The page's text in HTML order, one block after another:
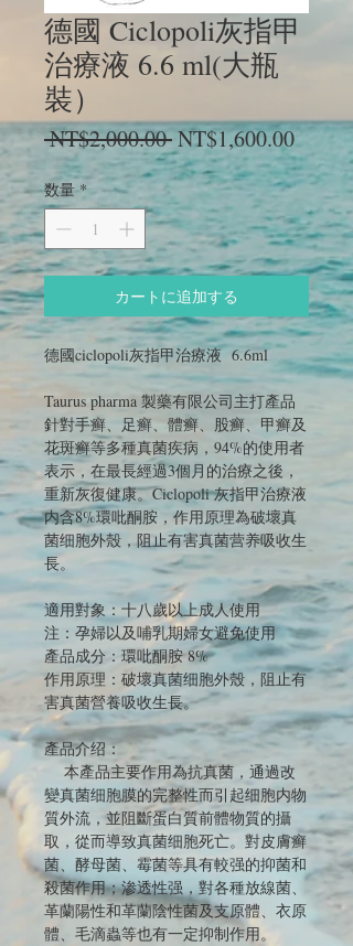
德國 Ciclopoli灰指甲
治療液 6.6 ml(大瓶
裝）
NT$2,000.00 通
常
価
格
NT$1,600.00セ
ー
ル
価
格
数量 *
カートに追加する
德國ciclopoli灰指甲治療液 6.6ml
Taurus pharma 製藥有限公司主打產品
針對手癣、足癣、體癣、股癣、甲癣及
花斑癣等多種真菌疾病，94%的使用者
表示，在最長經過3個月的治療之後，
重新灰復健康。Ciclopoli 灰指甲治療液
内含8%環吡酮胺，作用原理為破壞真
菌细胞外殼，阻止有害真菌营养吸收生
長。
適用對象：十八歲以上成人使用
注：孕婦以及哺乳期婦女避免使用
產品成分：環吡酮胺 8%
作用原理：破壞真菌细胞外殼，阻止有
害真菌營養吸收生長。
產品介绍：
本產品主要作用為抗真菌，通過改
變真菌细胞膜的完整性而引起细胞内物
質外流，並阻斷蛋白質前體物質的攝
取，從而導致真菌细胞死亡。對皮膚癣
菌、酵母菌、霉菌等具有較强的抑菌和
殺菌作用；渗透性强，對各種放線菌、
革蘭陽性和革蘭陰性菌及支原體、衣原
體、毛滴蟲等也有一定抑制作用。